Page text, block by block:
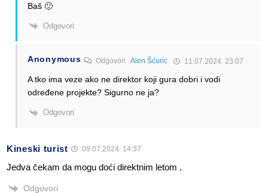
Baš 🙂
Odgovori
Anonymous OdgovoriAlen Šćuric 11.07.2024. 23:07
A tko ima veze ako ne direktor koji gura dobri i vodi
određene projekte? Sigurno ne ja?
Odgovori
Kineski turist 09.07.2024. 14:37
Jedva čekam da mogu doći direktnim letom .
Odgovori